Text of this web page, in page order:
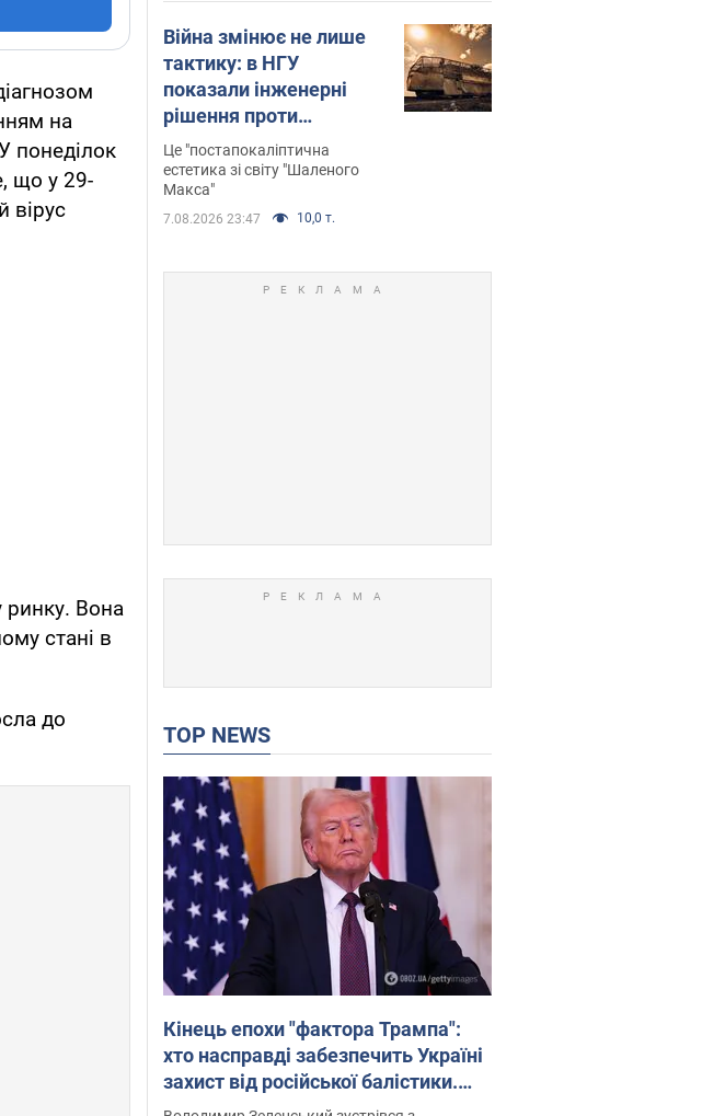
на
понеділок
що у 29-
вірус
ринку. Вона
стані в
до
Війна змінює не лише
тактику: в НГУ
показали інженерні
рішення проти
російських FPV-дронів.
Фото
Це "постапокаліптична
естетика зі світу "Шаленого
Макса"
7.08.2026 23:47 10,0 т.
TOP NEWS
Кінець епохи "фактора Трампа":
хто насправді забезпечить Україні
захист від російської балістики.
Інтерв’ю з Безсмертним